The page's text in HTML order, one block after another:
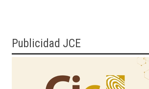
Publicidad JCE